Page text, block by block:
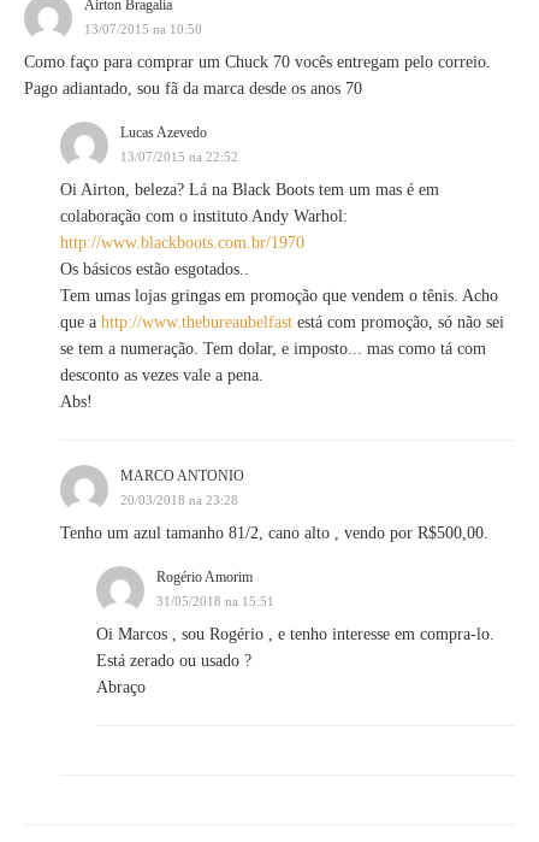
Airton Bragalia
13/07/2015 na 10:50
Como faço para comprar um Chuck 70 vocês entregam pelo correio.
Pago adiantado, sou fã da marca desde os anos 70
Lucas Azevedo
13/07/2015 na 22:52
Oi Airton, beleza? Lá na Black Boots tem um mas é em
colaboração com o instituto Andy Warhol:
http://www.blackboots.com.br/1970
Os básicos estão esgotados..
Tem umas lojas gringas em promoção que vendem o tênis. Acho
que a http://www.thebureaubelfast está com promoção, só não sei
se tem a numeração. Tem dolar, e imposto... mas como tá com
desconto as vezes vale a pena.
Abs!
MARCO ANTONIO
20/03/2018 na 23:28
Tenho um azul tamanho 81/2, cano alto , vendo por R$500,00.
Rogério Amorim
31/05/2018 na 15:51
Oi Marcos , sou Rogério , e tenho interesse em compra-lo.
Está zerado ou usado ?
Abraço